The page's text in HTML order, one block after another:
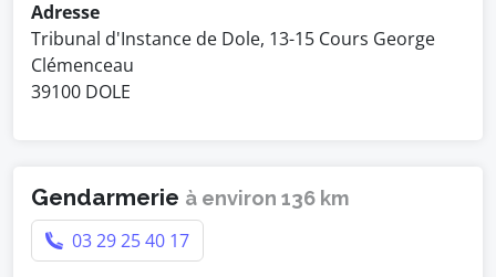
Adresse
Tribunal d'Instance de Dole, 13-15 Cours George
Clémenceau
39100 DOLE
Gendarmerie à environ 136 km
03 29 25 40 17